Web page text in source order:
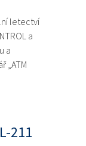
letectví
a
a
„ATM
211